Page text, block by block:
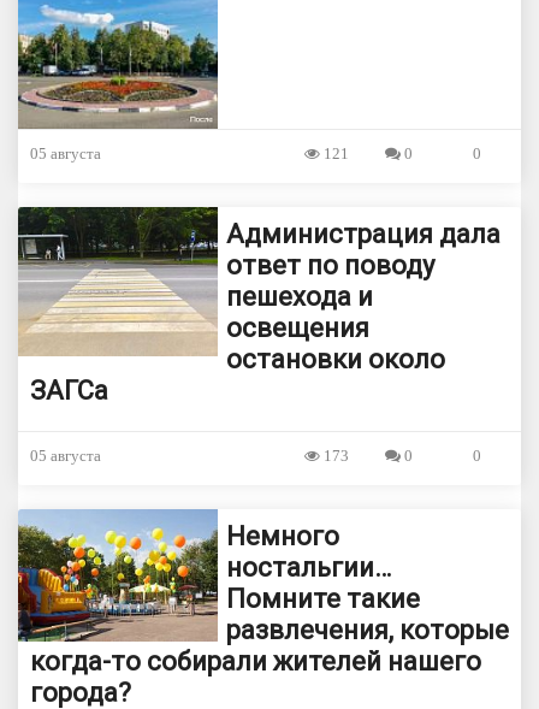
05 августа 0
0
121
Администрация дала
ответ по поводу
пешехода и
освещения
остановки около
ЗАГСа
05 августа 0
0
173
Немного
ностальгии…
Помните такие
развлечения, которые
когда-то собирали жителей нашего
города?